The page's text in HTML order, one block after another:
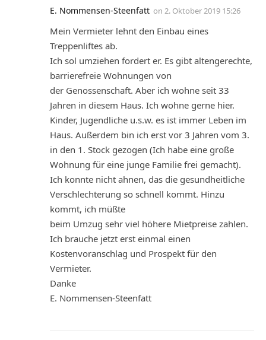
E. Nommensen-Steenfatt on 2. Oktober 2019 15:26
Mein Vermieter lehnt den Einbau eines
Treppenliftes ab.
Ich sol umziehen fordert er. Es gibt altengerechte,
barrierefreie Wohnungen von
der Genossenschaft. Aber ich wohne seit 33
Jahren in diesem Haus. Ich wohne gerne hier.
Kinder, Jugendliche u.s.w. es ist immer Leben im
Haus. Außerdem bin ich erst vor 3 Jahren vom 3.
in den 1. Stock gezogen (Ich habe eine große
Wohnung für eine junge Familie frei gemacht).
Ich konnte nicht ahnen, das die gesundheitliche
Verschlechterung so schnell kommt. Hinzu
kommt, ich müßte
beim Umzug sehr viel höhere Mietpreise zahlen.
Ich brauche jetzt erst einmal einen
Kostenvoranschlag und Prospekt für den
Vermieter.
Danke
E. Nommensen-Steenfatt